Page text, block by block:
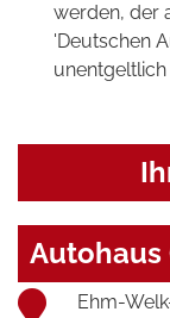
werden, der
'Deutschen
Autohaus
Ehm-